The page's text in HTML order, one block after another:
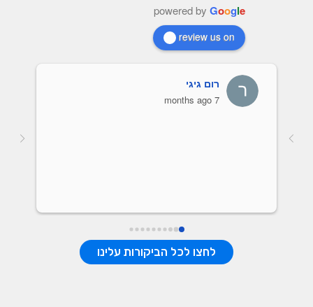
powered by Google
review us on
רום גיגי
7 months ago
לחצו לכל הביקורות עלינו